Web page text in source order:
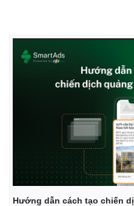
Thế giới
Hướng dẫn cách tạo chiến